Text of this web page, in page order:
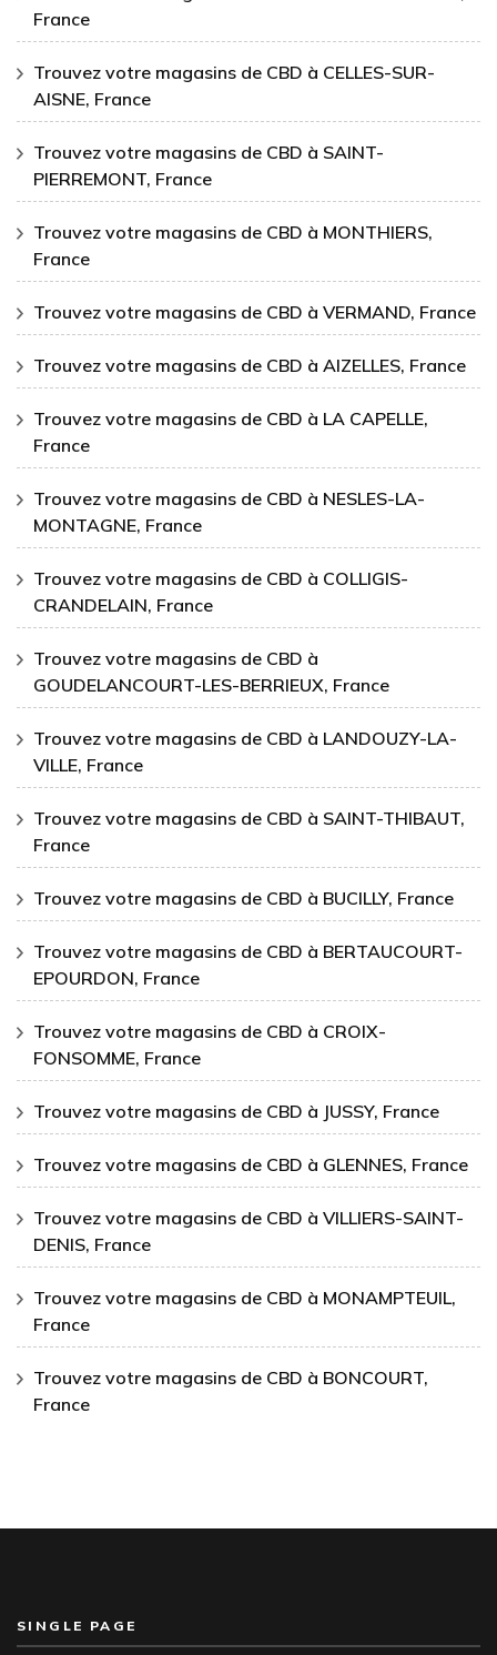
France
Trouvez votre magasins de CBD à CELLES-SUR-
AISNE, France
Trouvez votre magasins de CBD à SAINT-
PIERREMONT, France
Trouvez votre magasins de CBD à MONTHIERS,
France
Trouvez votre magasins de CBD à VERMAND, France
Trouvez votre magasins de CBD à AIZELLES, France
Trouvez votre magasins de CBD à LA CAPELLE,
France
Trouvez votre magasins de CBD à NESLES-LA-
MONTAGNE, France
Trouvez votre magasins de CBD à COLLIGIS-
CRANDELAIN, France
Trouvez votre magasins de CBD à
GOUDELANCOURT-LES-BERRIEUX, France
Trouvez votre magasins de CBD à LANDOUZY-LA-
VILLE, France
Trouvez votre magasins de CBD à SAINT-THIBAUT,
France
Trouvez votre magasins de CBD à BUCILLY, France
Trouvez votre magasins de CBD à BERTAUCOURT-
EPOURDON, France
Trouvez votre magasins de CBD à CROIX-
FONSOMME, France
Trouvez votre magasins de CBD à JUSSY, France
Trouvez votre magasins de CBD à GLENNES, France
Trouvez votre magasins de CBD à VILLIERS-SAINT-
DENIS, France
Trouvez votre magasins de CBD à MONAMPTEUIL,
France
Trouvez votre magasins de CBD à BONCOURT,
France
SINGLE PAGE